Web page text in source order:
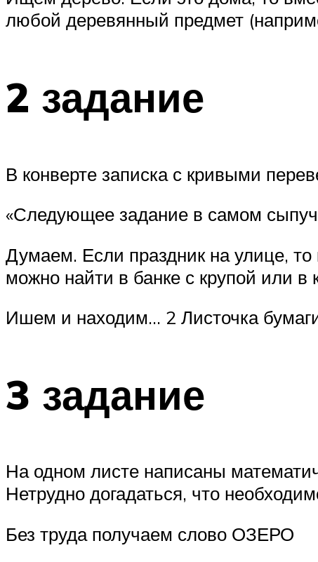
любой деревянный предмет
2 задание
В конверте записка с кривыми
«Следующее задание в самом
Думаем. Если праздник на улице, то
можно найти в банке с крупой или в
Ишем и находим… 2 Листочка
3 задание
На одном листе написаны
Нетрудно догадаться, что
Без труда получаем слово ОЗЕРО